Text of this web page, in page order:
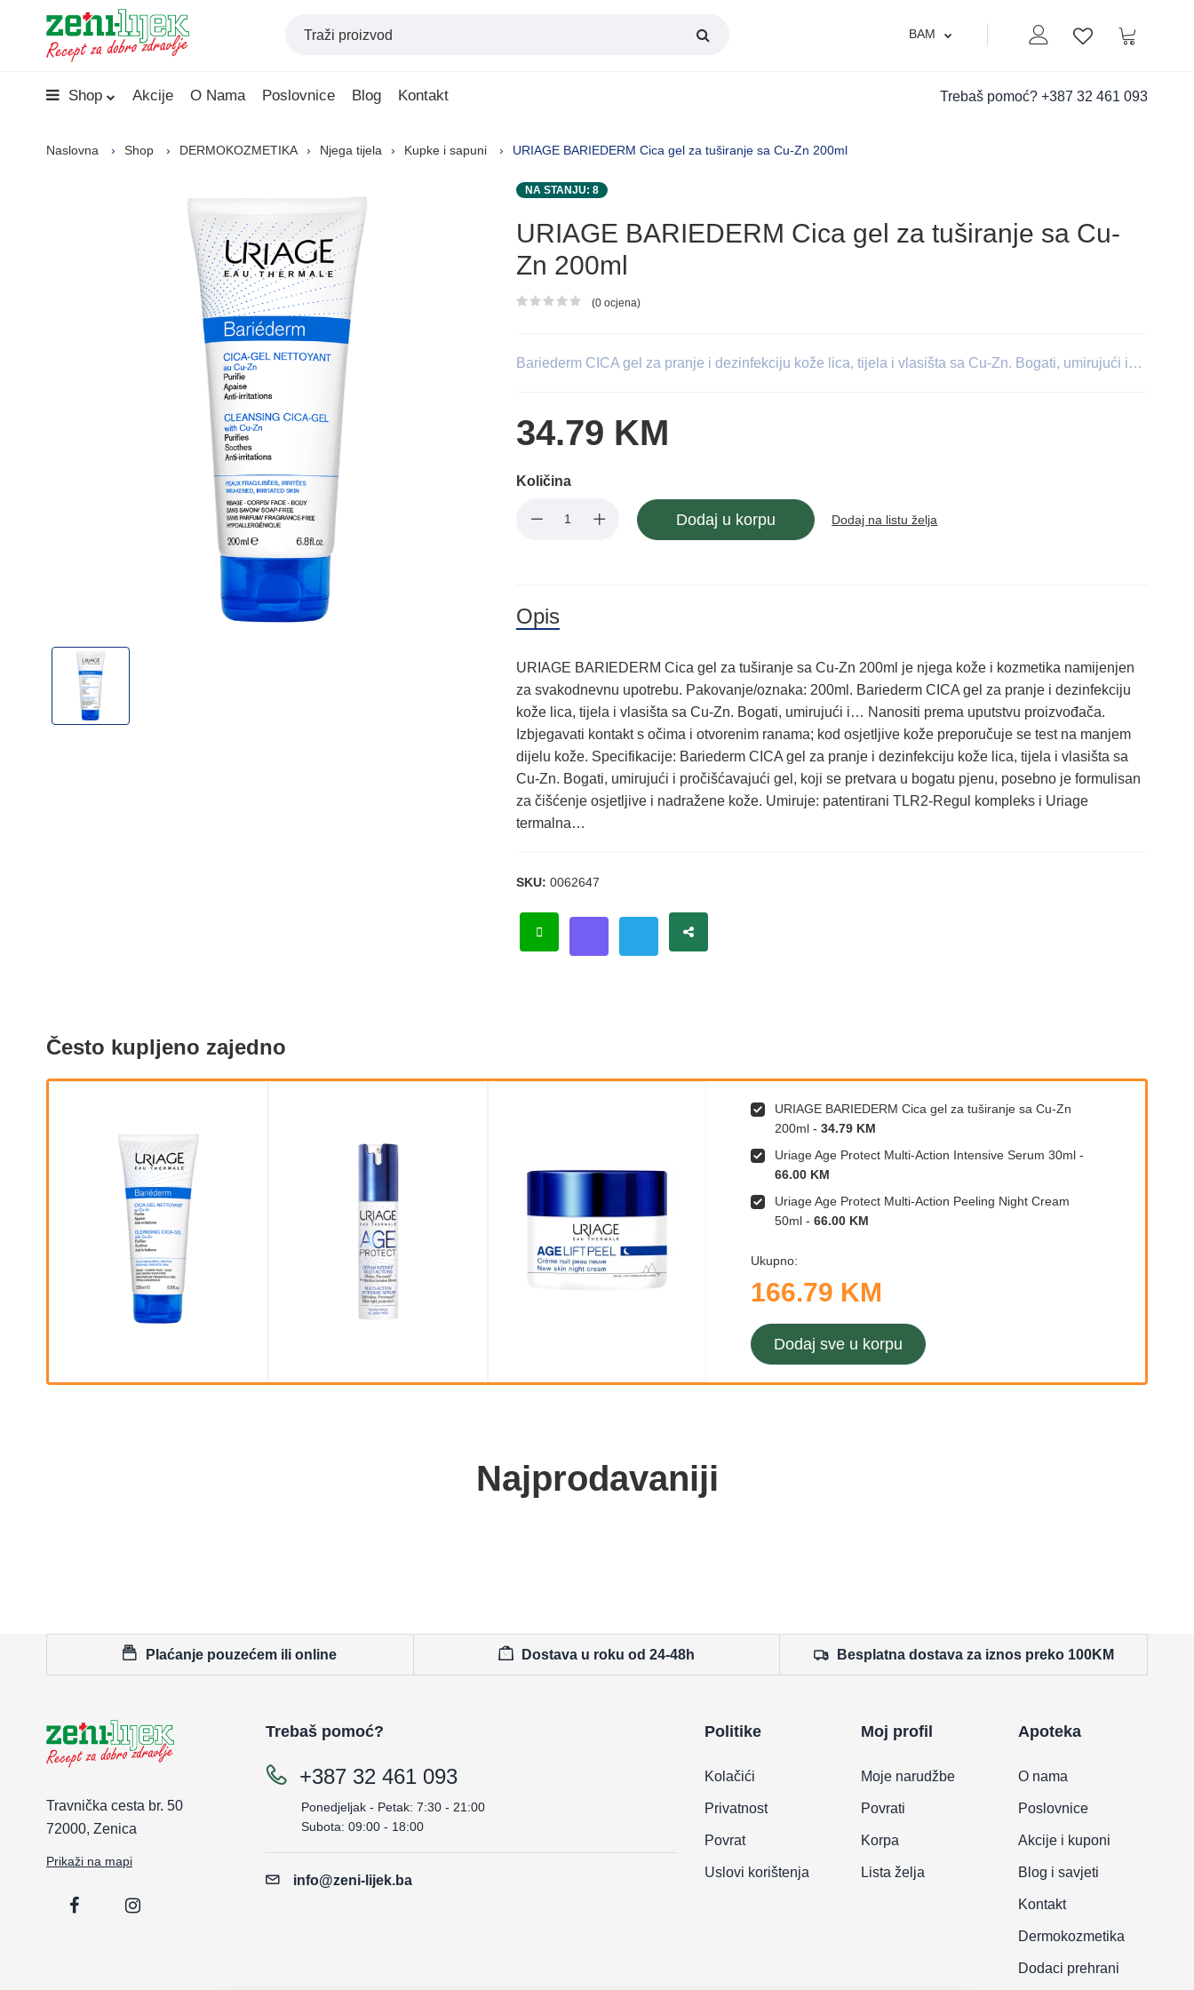
Moj nalogLista zelja
Korpa
BAM
Shop Akcije O Nama Poslovnice Blog Kontakt Trebaš pomoć? +387 32 461 093
Naslovna Shop DERMOKOZMETIKA Njega tijela Kupke i sapuni URIAGE BARIEDERM Cica gel za tuširanje sa Cu-Zn 200ml
NA STANJU: 8
URIAGE BARIEDERM Cica gel za tuširanje sa Cu-
Zn 200ml
Ocjena proizvoda
(0 ocjena)
Bariederm CICA gel za pranje i dezinfekciju kože lica, tijela i vlasišta sa Cu-Zn. Bogati, umirujući i…
34.79 KM
Količina
Dodaj u korpu Dodaj na listu želja
Opis
URIAGE BARIEDERM Cica gel za tuširanje sa Cu-Zn 200ml je njega kože i kozmetika namijenjen
za svakodnevnu upotrebu. Pakovanje/oznaka: 200ml. Bariederm CICA gel za pranje i dezinfekciju
kože lica, tijela i vlasišta sa Cu-Zn. Bogati, umirujući i… Nanositi prema uputstvu proizvođača.
Izbjegavati kontakt s očima i otvorenim ranama; kod osjetljive kože preporučuje se test na manjem
dijelu kože. Specifikacije: Bariederm CICA gel za pranje i dezinfekciju kože lica, tijela i vlasišta sa
Cu-Zn. Bogati, umirujući i pročišćavajući gel, koji se pretvara u bogatu pjenu, posebno je formulisan
za čišćenje osjetljive i nadražene kože. Umiruje: patentirani TLR2-Regul kompleks i Uriage
termalna…
SKU:0062647
Često kupljeno zajedno
URIAGE BARIEDERM Cica gel za tuširanje sa Cu-Zn
200ml -34.79 KM
Uriage Age Protect Multi-Action Intensive Serum 30ml -
66.00 KM
Uriage Age Protect Multi-Action Peeling Night Cream
50ml -66.00 KM
Ukupno:
166.79 KM
Dodaj sve u korpu
Najprodavaniji
Plaćanje pouzećem ili online Dostava u roku od 24-48h Besplatna dostava za iznos preko 100KM
Travnička cesta br. 50
72000, Zenica
Prikaži na mapi
Trebaš pomoć?
+387 32 461 093
Ponedjeljak - Petak: 7:30 - 21:00
Subota: 09:00 - 18:00
info@zeni-lijek.ba
Politike
Kolačići
Privatnost
Povrat
Uslovi korištenja
Moj profil
Moje narudžbe
Povrati
Korpa
Lista želja
Apoteka
O nama
Poslovnice
Akcije i kuponi
Blog i savjeti
Kontakt
Dermokozmetika
Dodaci prehrani